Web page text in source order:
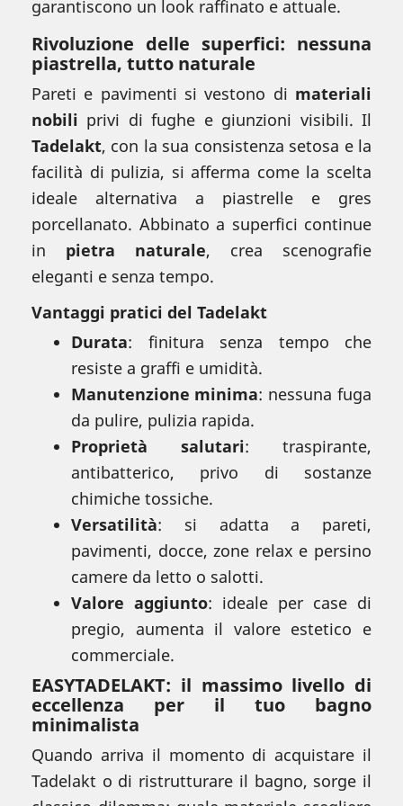
garantiscono un look raffinato e attuale.
Rivoluzione delle superfici: nessuna
piastrella, tutto naturale
Pareti e pavimenti si vestono di materiali
nobili privi di fughe e giunzioni visibili. Il
Tadelakt, con la sua consistenza setosa e la
facilità di pulizia, si afferma come la scelta
ideale alternativa a piastrelle e gres
porcellanato. Abbinato a superfici continue
in pietra naturale, crea scenografie
eleganti e senza tempo.
Vantaggi pratici del Tadelakt
Durata: finitura senza tempo che
resiste a graffi e umidità.
Manutenzione minima: nessuna fuga
da pulire, pulizia rapida.
Proprietà salutari: traspirante,
antibatterico, privo di sostanze
chimiche tossiche.
Versatilità: si adatta a pareti,
pavimenti, docce, zone relax e persino
camere da letto o salotti.
Valore aggiunto: ideale per case di
pregio, aumenta il valore estetico e
commerciale.
EASYTADELAKT: il massimo livello di
eccellenza per il tuo bagno
minimalista
Quando arriva il momento di acquistare il
Tadelakt o di ristrutturare il bagno, sorge il